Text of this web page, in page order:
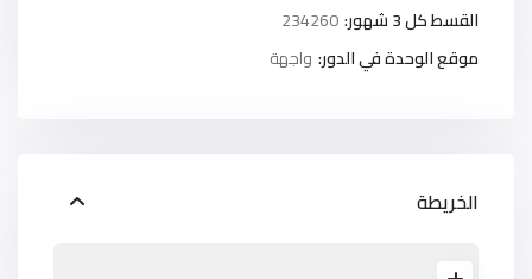
القسط كل 3 شهور:
234260
موقع الوحدة في الدور: واجهة
الخريطة